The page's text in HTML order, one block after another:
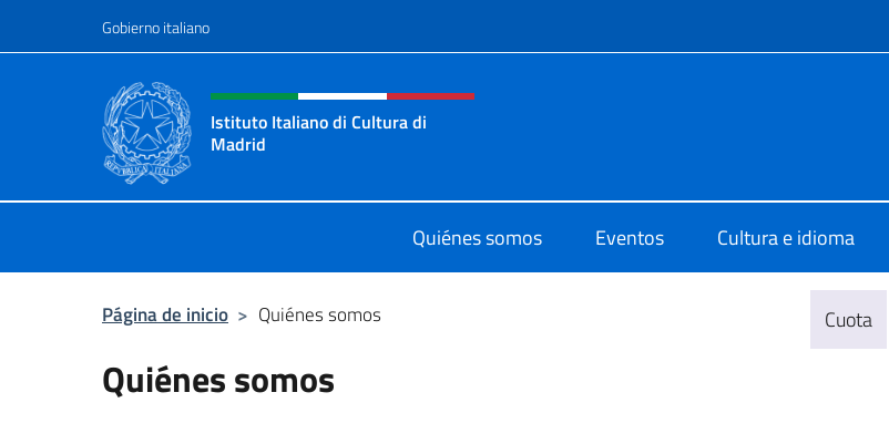
Gobierno italiano
Encabezado del sitio web, redes sociales y menú
Istituto Italiano di Cultura di
Madrid
Quiénes somos Eventos Cultura e idioma
Página de inicio > Quiénes somos Cuota
Quiénes somos